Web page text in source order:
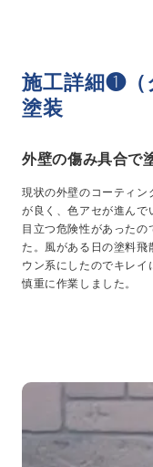
施工詳細❶（
塗装
外壁の傷み具合で
現状の外壁のコーティン
が良く、色アセが進んで
目立つ危険性があった
た。風がある日の塗料飛
ウン系にしたのでキレイ
慎重に作業しました。